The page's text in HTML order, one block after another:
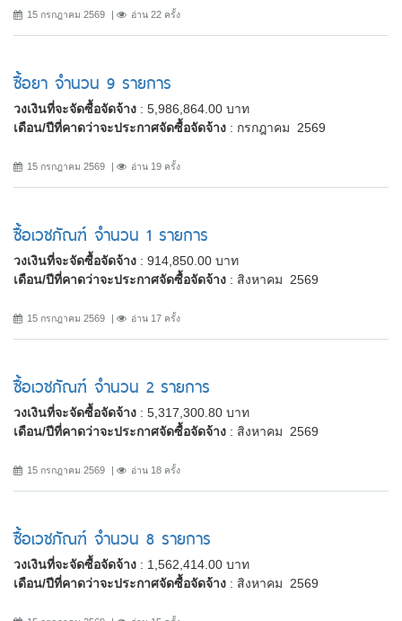
15 กรกฎาคม 2569 อ่าน 22 ครั้ง
ซื้อยา จำนวน 9 รายการ
วงเงินที่จะจัดซื้อจัดจ้าง : 5,986,864.00 บาท
เดือน/ปีที่คาดว่าจะประกาศจัดซื้อจัดจ้าง : กรกฎาคม 2569
15 กรกฎาคม 2569 อ่าน 19 ครั้ง
ซื้อเวชภัณฑ์ จำนวน 1 รายการ
วงเงินที่จะจัดซื้อจัดจ้าง : 914,850.00 บาท
เดือน/ปีที่คาดว่าจะประกาศจัดซื้อจัดจ้าง : สิงหาคม 2569
15 กรกฎาคม 2569 อ่าน 17 ครั้ง
ซื้อเวชภัณฑ์ จำนวน 2 รายการ
วงเงินที่จะจัดซื้อจัดจ้าง : 5,317,300.80 บาท
เดือน/ปีที่คาดว่าจะประกาศจัดซื้อจัดจ้าง : สิงหาคม 2569
15 กรกฎาคม 2569 อ่าน 18 ครั้ง
ซื้อเวชภัณฑ์ จำนวน 8 รายการ
วงเงินที่จะจัดซื้อจัดจ้าง : 1,562,414.00 บาท
เดือน/ปีที่คาดว่าจะประกาศจัดซื้อจัดจ้าง : สิงหาคม 2569